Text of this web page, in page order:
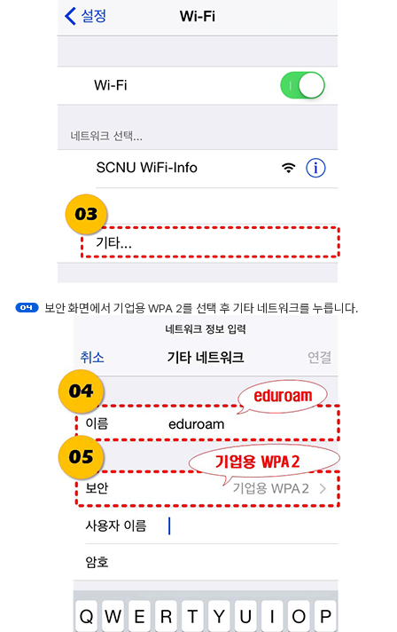
보안 화면에서 기업용 WPA 2를 선택 후 기타 네트워크를 누릅니다.